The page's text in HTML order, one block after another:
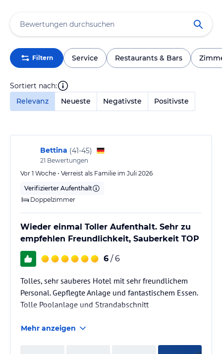
Filtern Service Restaurants & Bars
Sortiert nach:
Relevanz
Neueste Negativste Positivste
Bettina (41-45)
21 Bewertungen
Vor 1 Woche • Verreist als Familie im Juli 2026
Verifizierter Aufenthalt
Doppelzimmer
Wieder einmal Toller Aufenthalt. Sehr zu
empfehlen Freundlichkeit, Sauberkeit TOP
6 / 6
Tolles, sehr sauberes Hotel mit sehr freundlichem
Personal. Gepflegte Anlage und fantastischem Essen.
Tolle Poolanlage und Strandabschnitt
Mehr anzeigen